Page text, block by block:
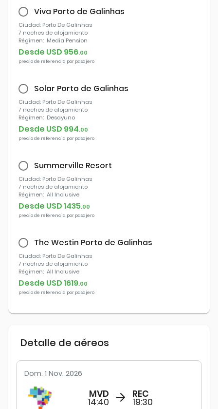
Viva Porto de Galinhas
Ciudad: Porto De Galinhas
7 noches de alojamiento
Régimen: Media Pension
Desde USD 956.00
precio de referencia por pasajero
Solar Porto de Galinhas
Ciudad: Porto De Galinhas
7 noches de alojamiento
Régimen: Desayuno
Desde USD 994.00
precio de referencia por pasajero
Summerville Resort
Ciudad: Porto De Galinhas
7 noches de alojamiento
Régimen: All Inclusive
Desde USD1435.00
precio de referencia por pasajero
The Westin Porto de Galinhas
Ciudad: Porto De Galinhas
7 noches de alojamiento
Régimen: All Inclusive
Desde USD1619.00
precio de referencia por pasajero
Detalle de aéreos
Dom. 1 Nov. 2026
MVD
14:40
REC
19:30